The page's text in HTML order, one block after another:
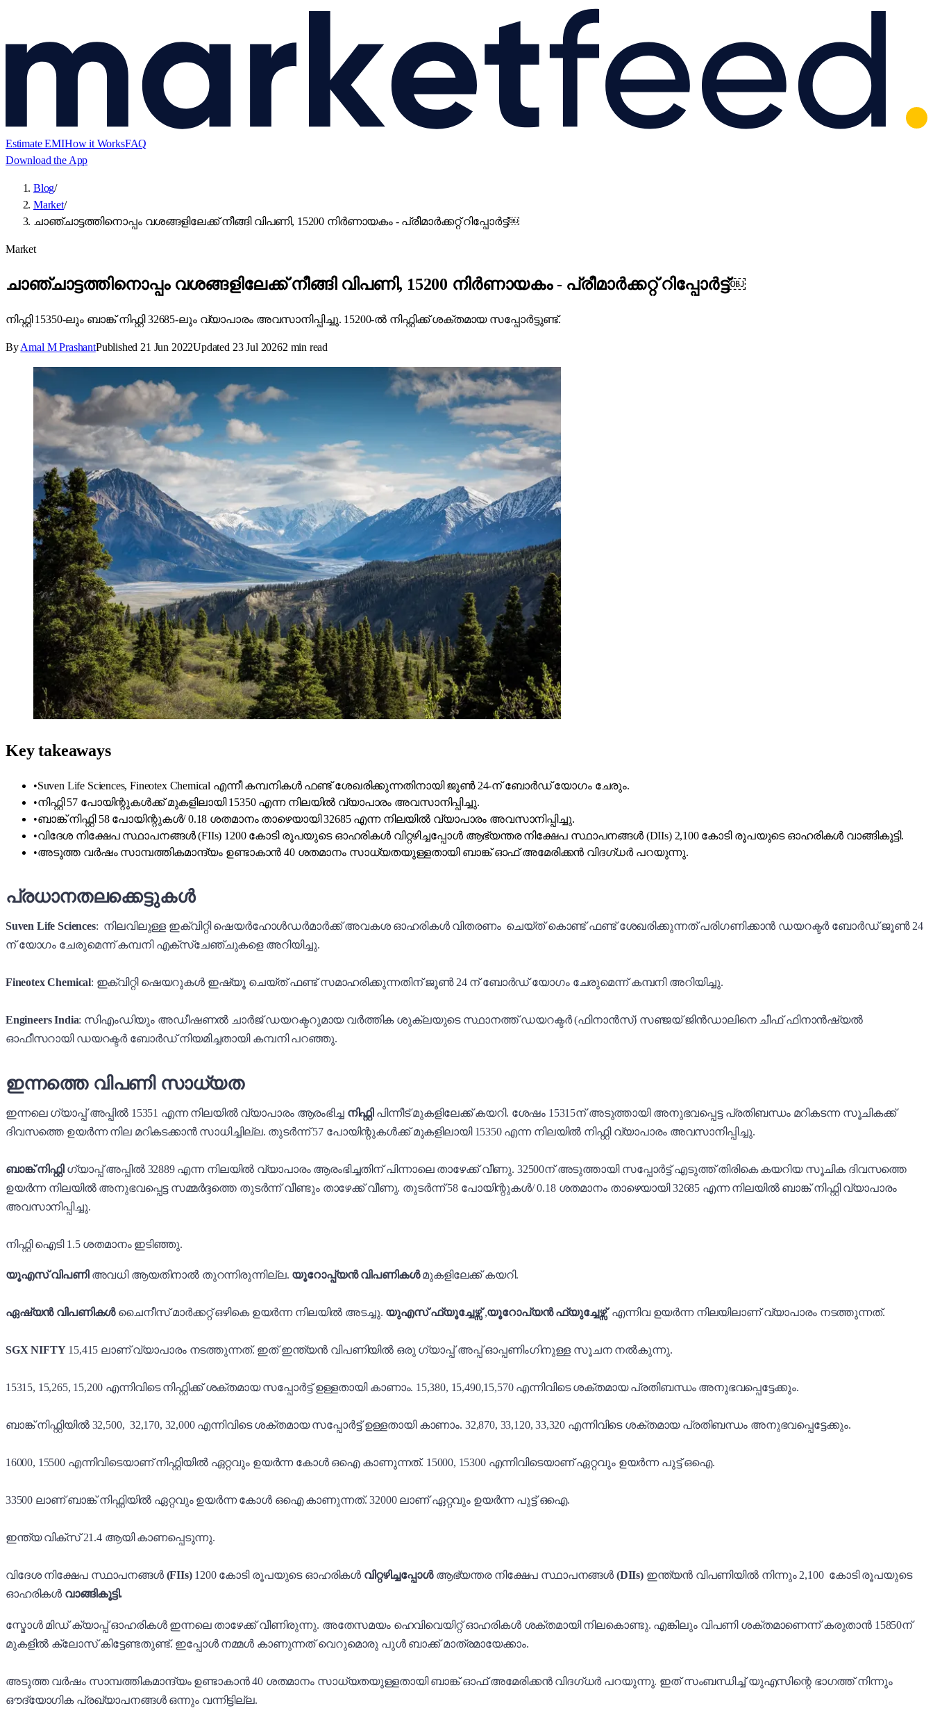
Estimate EMIHow it WorksFAQ
Download the App
Blog/
Market/
ചാഞ്ചാട്ടത്തിനൊപ്പം വശങ്ങളിലേക്ക് നീങ്ങി വിപണി, 15200 നിർണായകം - പ്രീമാർക്കറ്റ് റിപ്പോർട്ട്￼
Market
ചാഞ്ചാട്ടത്തിനൊപ്പം വശങ്ങളിലേക്ക് നീങ്ങി വിപണി, 15200 നിർണായകം - പ്രീമാർക്കറ്റ് റിപ്പോർട്ട്￼
നിഫ്റ്റി 15350-ലും ബാങ്ക് നിഫ്റ്റി 32685-ലും വ്യാപാരം അവസാനിപ്പിച്ചു. 15200-ൽ നിഫ്റ്റിക്ക് ശക്തമായ സപ്പോർട്ടുണ്ട്.
ByAmal M PrashantPublished 21 Jun 2022Updated 23 Jul 20262 min read
Key takeaways
•Suven Life Sciences, Fineotex Chemical എന്നീ കമ്പനികൾ ഫണ്ട് ശേഖരിക്കുന്നതിനായി ജൂൺ 24-ന് ബോർഡ് യോഗം ചേരും.
•നിഫ്റ്റി 57 പോയിന്റുകൾക്ക് മുകളിലായി 15350 എന്ന നിലയിൽ വ്യാപാരം അവസാനിപ്പിച്ചു.
•ബാങ്ക് നിഫ്റ്റി 58 പോയിന്റുകൾ/ 0.18 ശതമാനം താഴെയായി 32685 എന്ന നിലയിൽ വ്യാപാരം അവസാനിപ്പിച്ചു.
•വിദേശ നിക്ഷേപ സ്ഥാപനങ്ങൾ (FIIs) 1200 കോടി രൂപയുടെ ഓഹരികൾ വിറ്റഴിച്ചപ്പോൾ ആഭ്യന്തര നിക്ഷേപ സ്ഥാപനങ്ങൾ (DIIs) 2,100 കോടി രൂപയുടെ ഓഹരികൾ വാങ്ങികൂട്ടി.
•അടുത്ത വർഷം സാമ്പത്തികമാന്ദ്യം ഉണ്ടാകാൻ 40 ശതമാനം സാധ്യതയുള്ളതായി ബാങ്ക് ഓഫ് അമേരിക്കൻ വിദഗ്ധർ പറയുന്നു.
പ്രധാനതലക്കെട്ടുകൾ
Suven Life Sciences: നിലവിലുള്ള ഇക്വിറ്റി ഷെയർഹോൾഡർമാർക്ക് അവകശ ഓഹരികൾ വിതരണം ചെയ്ത് കൊണ്ട് ഫണ്ട് ശേഖരിക്കുന്നത് പരിഗണിക്കാൻ ഡയറക്ടർ ബോർഡ് ജൂൺ 24
ന് യോഗം ചേരുമെന്ന് കമ്പനി എക്സ്ചേഞ്ചുകളെ അറിയിച്ചു.
Fineotex Chemical: ഇക്വിറ്റി ഷെയറുകൾ ഇഷ്യൂ ചെയ്ത് ഫണ്ട് സമാഹരിക്കുന്നതിന് ജൂൺ 24 ന് ബോർഡ് യോഗം ചേരുമെന്ന് കമ്പനി അറിയിച്ചു.
Engineers India: സിഎംഡിയും അഡീഷണൽ ചാർജ് ഡയറക്ടറുമായ വർത്തിക ശുക്ലയുടെ സ്ഥാനത്ത് ഡയറക്ടർ (ഫിനാൻസ്) സഞ്ജയ് ജിൻഡാലിനെ ചീഫ് ഫിനാൻഷ്യൽ
ഓഫീസറായി ഡയറക്ടർ ബോർഡ് നിയമിച്ചതായി കമ്പനി പറഞ്ഞു.
ഇന്നത്തെ വിപണി സാധ്യത
ഇന്നലെ ഗ്യാപ്പ് അപ്പിൽ 15351 എന്ന നിലയിൽ വ്യാപാരം ആരംഭിച്ചനിഫ്റ്റി പിന്നീട് മുകളിലേക്ക് കയറി. ശേഷം 15315ന് അടുത്തായി അനുഭവപ്പെട്ട പ്രതിബന്ധം മറികടന്ന സൂചികക്ക്
ദിവസത്തെ ഉയർന്ന നില മറികടക്കാൻ സാധിച്ചില്ല. തുടർന്ന് 57 പോയിന്റുകൾക്ക് മുകളിലായി 15350 എന്ന നിലയിൽ നിഫ്റ്റി വ്യാപാരം അവസാനിപ്പിച്ചു.
ബാങ്ക് നിഫ്റ്റി ഗ്യാപ്പ് അപ്പിൽ 32889 എന്ന നിലയിൽ വ്യാപാരം ആരംഭിച്ചതിന് പിന്നാലെ താഴേക്ക് വീണു. 32500ന് അടുത്തായി സപ്പോർട്ട് എടുത്ത് തിരികെ കയറിയ സൂചിക ദിവസത്തെ
ഉയർന്ന നിലയിൽ അനുഭവപ്പെട്ട സമ്മർദ്ദത്തെ തുടർന്ന് വീണ്ടും താഴേക്ക് വീണു. തുടർന്ന് 58 പോയിന്റുകൾ/ 0.18 ശതമാനം താഴെയായി 32685 എന്ന നിലയിൽ ബാങ്ക് നിഫ്റ്റി വ്യാപാരം
അവസാനിപ്പിച്ചു.
നിഫ്റ്റി ഐടി 1.5 ശതമാനം ഇടിഞ്ഞു.
യൂഎസ് വിപണി അവധി ആയതിനാൽ തുറന്നിരുന്നില്ല. യൂറോപ്പ്യൻ വിപണികൾമുകളിലേക്ക് കയറി.
ഏഷ്യൻ വിപണികൾ ചൈനീസ് മാർക്കറ്റ് ഒഴികെ ഉയർന്ന നിലയിൽ അടച്ചു. യുഎസ് ഫ്യൂച്ചേഴ്സ്,യൂറോപ്യൻ ഫ്യുച്ചേഴ്സ്എന്നിവ ഉയർന്ന നിലയിലാണ് വ്യാപാരം നടത്തുന്നത്.
SGX NIFTY15,415 ലാണ് വ്യാപാരം നടത്തുന്നത്. ഇത് ഇന്ത്യൻ വിപണിയിൽ ഒരു ഗ്യാപ്പ് അപ്പ് ഓപ്പണിംഗിനുള്ള സൂചന നൽകുന്നു.
15315, 15,265, 15,200 എന്നിവിടെ നിഫ്റ്റിക്ക് ശക്തമായ സപ്പോർട്ട് ഉള്ളതായി കാണാം. 15,380, 15,490,15,570 എന്നിവിടെ ശക്തമായ പ്രതിബന്ധം അനുഭവപ്പെട്ടേക്കും.
ബാങ്ക് നിഫ്റ്റിയിൽ 32,500, 32,170, 32,000 എന്നിവിടെ ശക്തമായ സപ്പോർട്ട് ഉള്ളതായി കാണാം. 32,870, 33,120, 33,320 എന്നിവിടെ ശക്തമായ പ്രതിബന്ധം അനുഭവപ്പെട്ടേക്കും.
16000, 15500 എന്നിവിടെയാണ് നിഫ്റ്റിയിൽ ഏറ്റവും ഉയർന്ന കോൾ ഒഐ കാണുന്നത്. 15000, 15300 എന്നിവിടെയാണ് ഏറ്റവും ഉയർന്ന പുട്ട് ഒഐ.
33500 ലാണ് ബാങ്ക് നിഫ്റ്റിയിൽ ഏറ്റവും ഉയർന്ന കോൾ ഒഐ കാണുന്നത്. 32000 ലാണ് ഏറ്റവും ഉയർന്ന പുട്ട് ഒഐ.
ഇന്ത്യ വിക്സ് 21.4 ആയി കാണപ്പെടുന്നു.
വിദേശ നിക്ഷേപ സ്ഥാപനങ്ങൾ(FIIs) 1200 കോടി രൂപയുടെ ഓഹരികൾ വിറ്റഴിച്ചപ്പോൾ ആഭ്യന്തര നിക്ഷേപ സ്ഥാപനങ്ങൾ (DIIs) ഇന്ത്യൻ വിപണിയിൽ നിന്നും 2,100 കോടി രൂപയുടെ
ഓഹരികൾ വാങ്ങികൂട്ടി.
സ്മോൾ മിഡ് ക്യാപ്പ് ഓഹരികൾ ഇന്നലെ താഴേക്ക് വീണിരുന്നു. അതേസമയം ഹെവിവെയിറ്റ് ഓഹരികൾ ശക്തമായി നിലകൊണ്ടു. എങ്കിലും വിപണി ശക്തമാണെന്ന് കരുതാൻ 15850ന്
മുകളിൽ ക്ലോസ് കിട്ടേണ്ടതുണ്ട്. ഇപ്പോൾ നമ്മൾ കാണുന്നത് വെറുമൊരു പുൾ ബാക്ക് മാത്രമായേക്കാം.
അടുത്ത വർഷം സാമ്പത്തികമാന്ദ്യം ഉണ്ടാകാൻ 40 ശതമാനം സാധ്യതയുള്ളതായി ബാങ്ക് ഓഫ് അമേരിക്കൻ വിദഗ്ധർ പറയുന്നു. ഇത് സംബന്ധിച്ച് യുഎസിന്റെ ഭാഗത്ത് നിന്നും
ഔദ്യോഗിക പ്രഖ്യാപനങ്ങൾ ഒന്നും വന്നിട്ടില്ല.